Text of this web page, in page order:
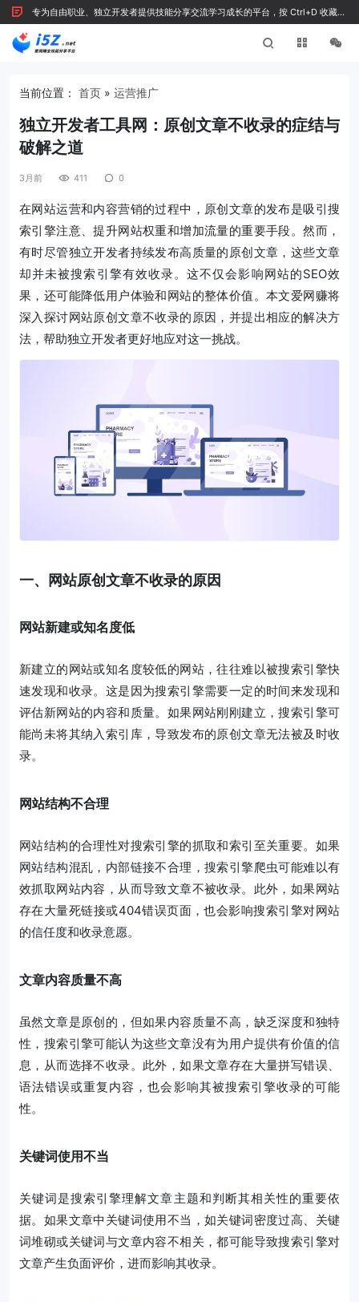
专为自由职业、独立开发者提供技能分享交流学习成长的平台，按 Ctrl+D 收藏我
们
当前位置： 首页 » 运营推广
独立开发者工具网：原创文章不收录的症结与
破解之道
3月前 411 0
在网站运营和内容营销的过程中，原创文章的发布是吸引搜
索引擎注意、提升网站权重和增加流量的重要手段。然而，
有时尽管独立开发者持续发布高质量的原创文章，这些文章
却并未被搜索引擎有效收录。这不仅会影响网站的SEO效
果，还可能降低用户体验和网站的整体价值。本文爱网赚将
深入探讨网站原创文章不收录的原因，并提出相应的解决方
法，帮助独立开发者更好地应对这一挑战。
一、网站原创文章不收录的原因
网站新建或知名度低
新建立的网站或知名度较低的网站，往往难以被搜索引擎快
速发现和收录。这是因为搜索引擎需要一定的时间来发现和
评估新网站的内容和质量。如果网站刚刚建立，搜索引擎可
能尚未将其纳入索引库，导致发布的原创文章无法被及时收
录。
网站结构不合理
网站结构的合理性对搜索引擎的抓取和索引至关重要。如果
网站结构混乱，内部链接不合理，搜索引擎爬虫可能难以有
效抓取网站内容，从而导致文章不被收录。此外，如果网站
存在大量死链接或404错误页面，也会影响搜索引擎对网站
的信任度和收录意愿。
文章内容质量不高
虽然文章是原创的，但如果内容质量不高，缺乏深度和独特
性，搜索引擎可能认为这些文章没有为用户提供有价值的信
息，从而选择不收录。此外，如果文章存在大量拼写错误、
语法错误或重复内容，也会影响其被搜索引擎收录的可能
性。
关键词使用不当
关键词是搜索引擎理解文章主题和判断其相关性的重要依
据。如果文章中关键词使用不当，如关键词密度过高、关键
词堆砌或关键词与文章内容不相关，都可能导致搜索引擎对
文章产生负面评价，进而影响其收录。